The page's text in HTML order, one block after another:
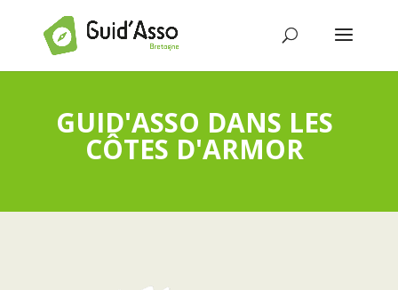
GUID'ASSO DANS LES
CÔTES D'ARMOR